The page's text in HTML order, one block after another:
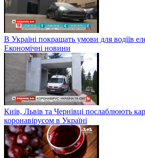
В Україні покращать умови для водіїв
Економічні новини
Київ, Львів та Чернівці послаблюють
коронавірусом в Україні